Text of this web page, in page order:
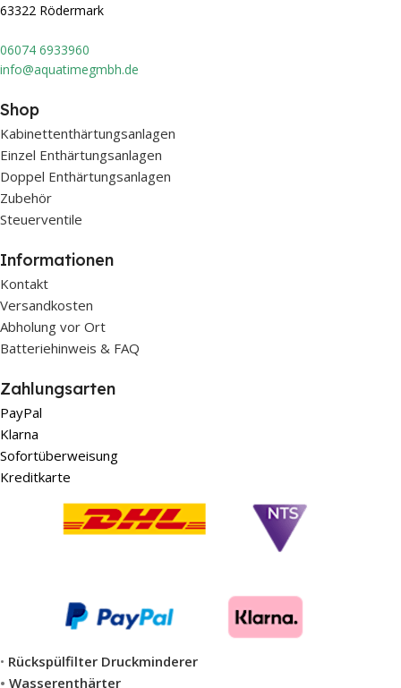
63322 Rödermark
06074 6933960
info@aquatimegmbh.de
Shop
Kabinettenthärtungsanlagen
Einzel Enthärtungsanlagen
Doppel Enthärtungsanlagen
Zubehör
Steuerventile
Informationen
Kontakt
Versandkosten
Abholung vor Ort
Batteriehinweis & FAQ
Zahlungsarten
PayPal
Klarna
Sofortüberweisung
Kreditkarte
• Rückspülfilter Druckminderer
• Wasserenthärter